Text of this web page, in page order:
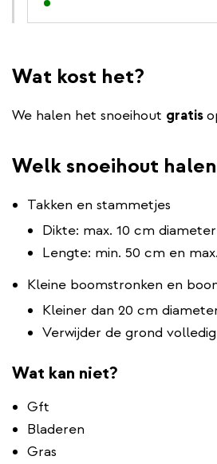
Wat kost het?
We halen het snoeihout gratis
Welk snoeihout
Takken en stammetjes
Dikte: max. 10 cm diameter
Lengte: min. 50 cm en
Kleine boomstronken en
Kleiner dan 20 cm
Verwijder de grond volledig
Wat kan niet?
Gft
Bladeren
Gras